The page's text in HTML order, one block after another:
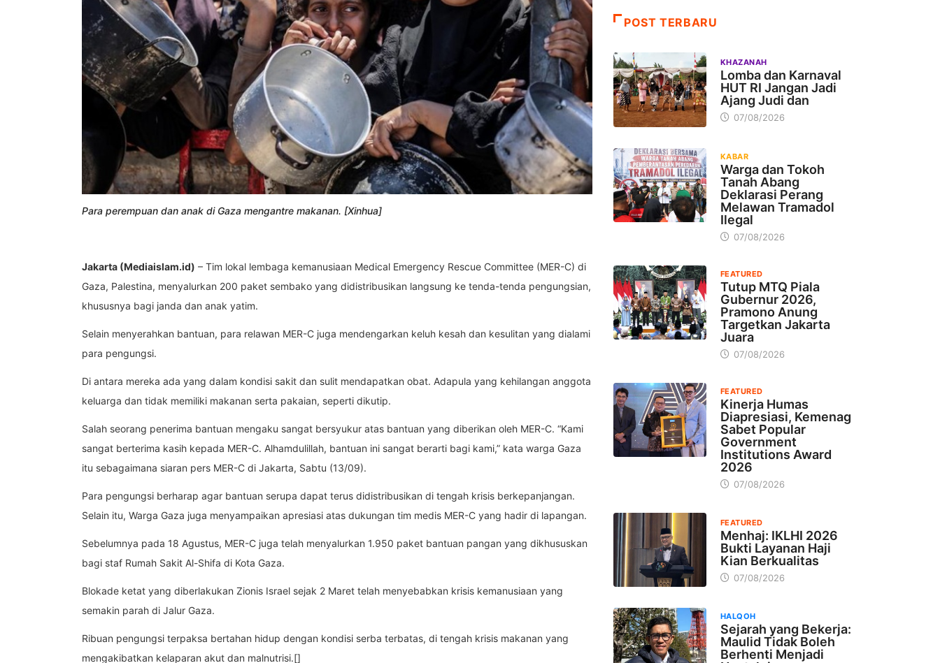
Para perempuan dan anak di Gaza mengantre makanan. [Xinhua]
Jakarta (Mediaislam.id) – Tim lokal lembaga kemanusiaan Medical Emergency Rescue Committee (MER-C) di
Gaza, Palestina, menyalurkan 200 paket sembako yang didistribusikan langsung ke tenda-tenda pengungsian,
khususnya bagi janda dan anak yatim.
Selain menyerahkan bantuan, para relawan MER-C juga mendengarkan keluh kesah dan kesulitan yang dialami
para pengungsi.
Di antara mereka ada yang dalam kondisi sakit dan sulit mendapatkan obat. Adapula yang kehilangan anggota
keluarga dan tidak memiliki makanan serta pakaian, seperti dikutip.
Salah seorang penerima bantuan mengaku sangat bersyukur atas bantuan yang diberikan oleh MER-C. “Kami
sangat berterima kasih kepada MER-C. Alhamdulillah, bantuan ini sangat berarti bagi kami,” kata warga Gaza
itu sebagaimana siaran pers MER-C di Jakarta, Sabtu (13/09).
Para pengungsi berharap agar bantuan serupa dapat terus didistribusikan di tengah krisis berkepanjangan.
Selain itu, Warga Gaza juga menyampaikan apresiasi atas dukungan tim medis MER-C yang hadir di lapangan.
Sebelumnya pada 18 Agustus, MER-C juga telah menyalurkan 1.950 paket bantuan pangan yang dikhususkan
bagi staf Rumah Sakit Al-Shifa di Kota Gaza.
Blokade ketat yang diberlakukan Zionis Israel sejak 2 Maret telah menyebabkan krisis kemanusiaan yang
semakin parah di Jalur Gaza.
Ribuan pengungsi terpaksa bertahan hidup dengan kondisi serba terbatas, di tengah krisis makanan yang
mengakibatkan kelaparan akut dan malnutrisi.[]
POST TERBARU
KHAZANAH
Lomba dan Karnaval
HUT RI Jangan Jadi
Ajang Judi dan
07/08/2026
KABAR
Warga dan Tokoh
Tanah Abang
Deklarasi Perang
Melawan Tramadol
Ilegal
07/08/2026
FEATURED
Tutup MTQ Piala
Gubernur 2026,
Pramono Anung
Targetkan Jakarta
Juara
07/08/2026
FEATURED
Kinerja Humas
Diapresiasi, Kemenag
Sabet Popular
Government
Institutions Award
2026
07/08/2026
FEATURED
Menhaj: IKLHI 2026
Bukti Layanan Haji
Kian Berkualitas
07/08/2026
HALQOH
Sejarah yang Bekerja:
Maulid Tidak Boleh
Berhenti Menjadi